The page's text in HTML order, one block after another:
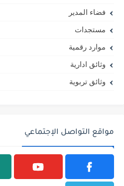
فضاء المدير
مستجدات
موارد رقمية
وثائق ادارية
وثائق تربوية
مواقع التواصل الإجتماعي